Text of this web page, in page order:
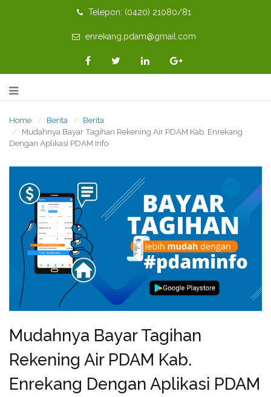
Telepon: (0420) 21080/81
enrekang.pdam@gmail.com
Home Berita
Berita
Mudahnya Bayar Tagihan Rekening Air PDAM Kab. Enrekang
Dengan Aplikasi PDAM Info
Mudahnya Bayar Tagihan
Rekening Air PDAM Kab.
Enrekang Dengan Aplikasi PDAM